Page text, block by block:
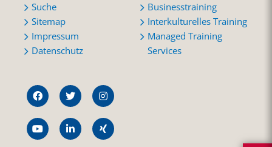
Suche
Sitemap
Impressum
Datenschutz
Businesstraining
Interkulturelles Training
Managed Training
Services